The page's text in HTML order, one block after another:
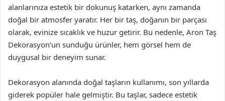
alanlarınıza estetik bir dokunuş katarken, aynı zamanda
doğal bir atmosfer yaratır. Her bir taş, doğanın bir parçası
olarak, evinize sıcaklık ve huzur getirir. Bu nedenle, Aron Taş
Dekorasyon’un sunduğu ürünler, hem görsel hem de
duygusal bir deneyim sunar.
Dekorasyon alanında doğal taşların kullanımı, son yıllarda
giderek popüler hale gelmiştir. Bu taşlar, sadece estetik